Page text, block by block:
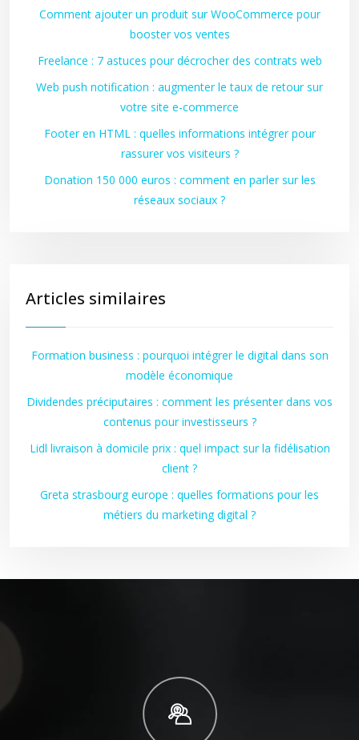
Comment ajouter un produit sur WooCommerce pour
booster vos ventes
Freelance : 7 astuces pour décrocher des contrats web
Web push notification : augmenter le taux de retour sur
votre site e-commerce
Footer en HTML : quelles informations intégrer pour
rassurer vos visiteurs ?
Donation 150 000 euros : comment en parler sur les
réseaux sociaux ?
Articles similaires
Formation business : pourquoi intégrer le digital dans son
modèle économique
Dividendes préciputaires : comment les présenter dans vos
contenus pour investisseurs ?
Lidl livraison à domicile prix : quel impact sur la fidélisation
client ?
Greta strasbourg europe : quelles formations pour les
métiers du marketing digital ?